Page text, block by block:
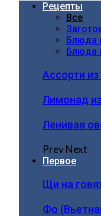
Рецепты
Все
Блюда
Блюда
Ассорти
Лимонад
Ленивая
PrevNext
Первое
Щи на
Фо